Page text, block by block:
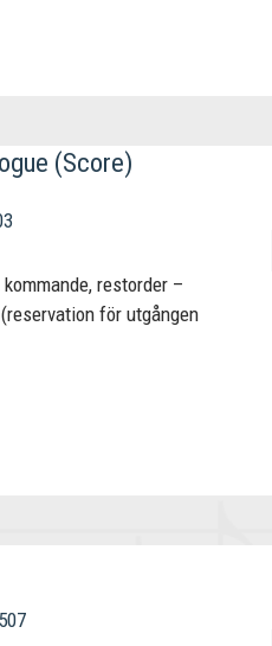
(Score)
restorder –
för utgången